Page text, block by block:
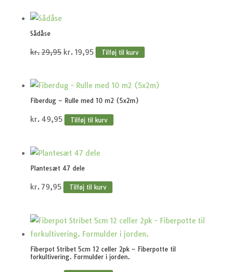
Sådåse
kr.29,95 Den
var:
kr.29,95.
kr. 19,95Den
kr.19,95.
Tilføj til kurv
Fiberdug – Rulle med 10 m2 (5x2m)
kr. 49,95 Tilføj til kurv
Plantesæt 47 dele
kr. 79,95 Tilføj til kurv
Fiberpot Stribet 5cm 12 celler 2pk – Fiberpotte til
forkultivering. Formulder i jorden.